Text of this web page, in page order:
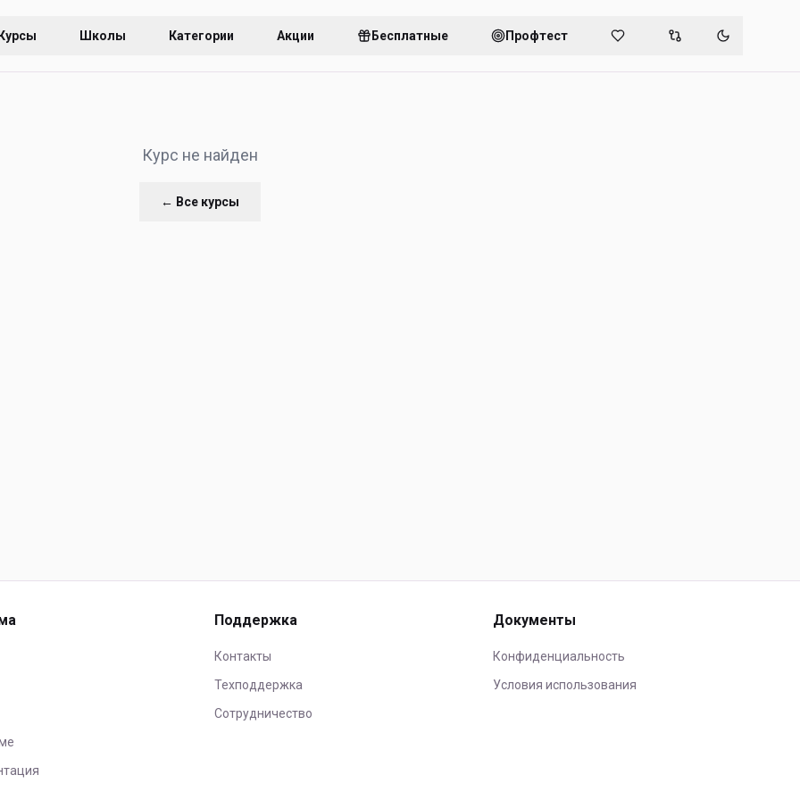
Курсы Школы Категории Акции Бесплатные Профтест
Курс не найден
← Все курсы
Поддержка
Контакты
Техподдержка
Сотрудничество
Документы
Конфиденциальность
Условия использования